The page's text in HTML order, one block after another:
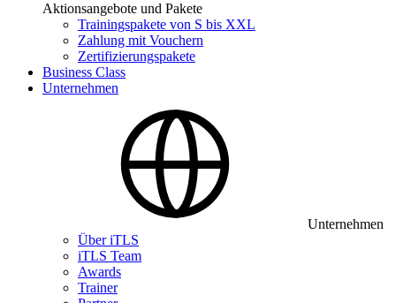
Aktionsangebote und Pakete
Trainingspakete von S bis XXL
Zahlung mit Vouchern
Zertifizierungspakete
Business Class
Unternehmen
Unternehmen
Über iTLS
iTLS Team
Awards
Trainer